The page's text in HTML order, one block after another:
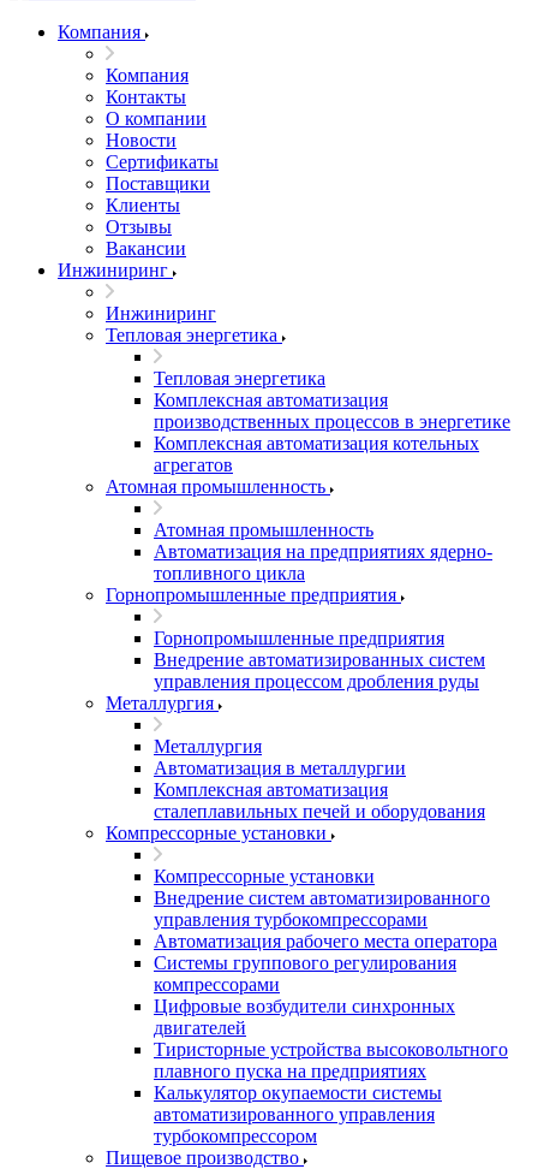
Компания
Компания
Контакты
О компании
Новости
Сертификаты
Поставщики
Клиенты
Отзывы
Вакансии
Инжиниринг
Инжиниринг
Тепловая энергетика
Тепловая энергетика
Комплексная автоматизация
производственных процессов в энергетике
Комплексная автоматизация котельных
агрегатов
Атомная промышленность
Атомная промышленность
Автоматизация на предприятиях ядерно-
топливного цикла
Горнопромышленные предприятия
Горнопромышленные предприятия
Внедрение автоматизированных систем
управления процессом дробления руды
Металлургия
Металлургия
Автоматизация в металлургии
Комплексная автоматизация
сталеплавильных печей и оборудования
Компрессорные установки
Компрессорные установки
Внедрение систем автоматизированного
управления турбокомпрессорами
Автоматизация рабочего места оператора
Системы группового регулирования
компрессорами
Цифровые возбудители синхронных
двигателей
Тиристорные устройства высоковольтного
плавного пуска на предприятиях
Калькулятор окупаемости системы
автоматизированного управления
турбокомпрессором
Пищевое производство